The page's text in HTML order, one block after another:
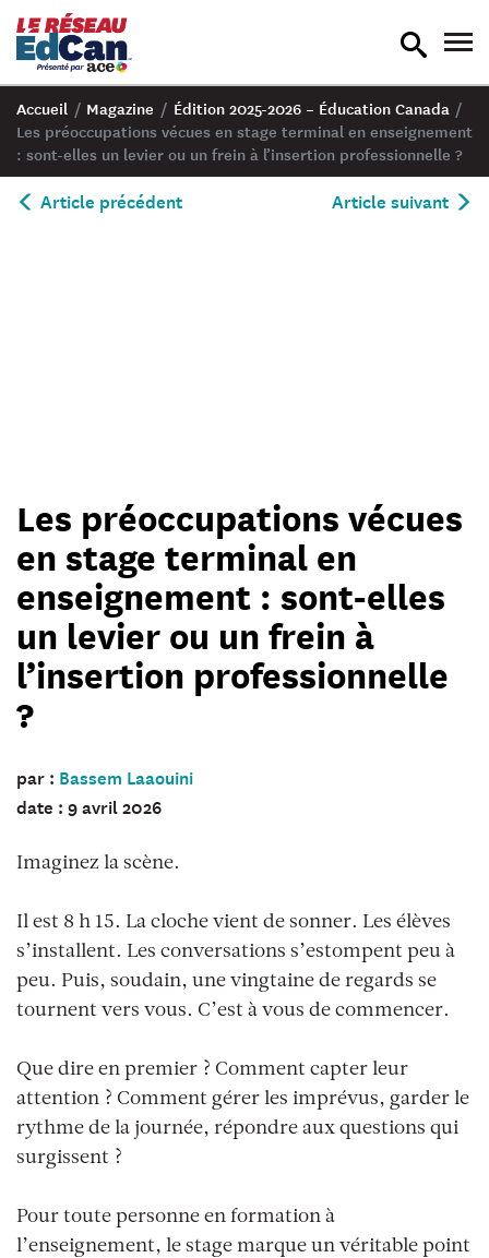
recherche
bascule
Accueil / Magazine / Édition 2025-2026 – Éducation Canada /
Les préoccupations vécues en stage terminal en enseignement
: sont-elles un levier ou un frein à l’insertion professionnelle ?
Article précédent Article suivant
Les préoccupations vécues
en stage terminal en
enseignement : sont-elles
un levier ou un frein à
l’insertion professionnelle
?
par : Bassem Laaouini
date : 9 avril 2026
Imaginez la scène.
Il est 8 h 15. La cloche vient de sonner. Les élèves
s’installent. Les conversations s’estompent peu à
peu. Puis, soudain, une vingtaine de regards se
tournent vers vous. C’est à vous de commencer.
Que dire en premier ? Comment capter leur
attention ? Comment gérer les imprévus, garder le
rythme de la journée, répondre aux questions qui
surgissent ?
Pour toute personne en formation à
l’enseignement, le stage marque un véritable point